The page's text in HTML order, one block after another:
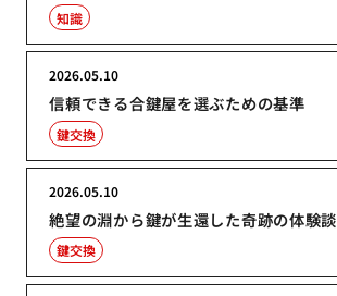
知識
信頼できる合鍵屋を選ぶための基準
2026.05.10
鍵交換
絶望の淵から鍵が生還した奇跡の体験談
2026.05.10
鍵交換